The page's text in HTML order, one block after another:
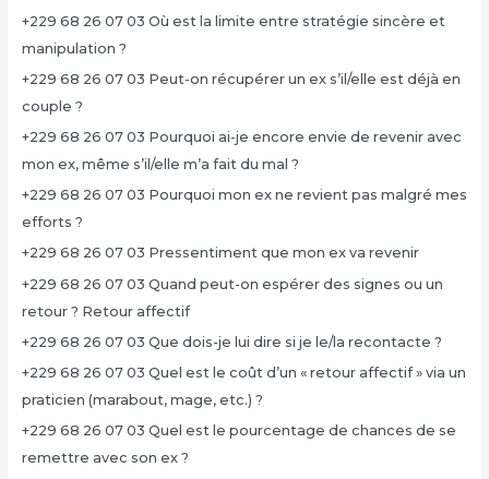
+229 68 26 07 03 Où est la limite entre stratégie sincère et
manipulation ?
+229 68 26 07 03 Peut-on récupérer un ex s’il/elle est déjà en
couple ?
+229 68 26 07 03 Pourquoi ai-je encore envie de revenir avec
mon ex, même s’il/elle m’a fait du mal ?
+229 68 26 07 03 Pourquoi mon ex ne revient pas malgré mes
efforts ?
+229 68 26 07 03 Pressentiment que mon ex va revenir
+229 68 26 07 03 Quand peut-on espérer des signes ou un
retour ? Retour affectif
+229 68 26 07 03 Que dois-je lui dire si je le/la recontacte ?
+229 68 26 07 03 Quel est le coût d’un « retour affectif » via un
praticien (marabout, mage, etc.) ?
+229 68 26 07 03 Quel est le pourcentage de chances de se
remettre avec son ex ?